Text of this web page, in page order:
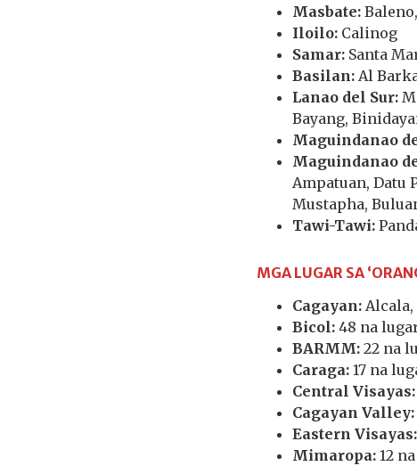
Masbate:
Iloilo: Calinog
Samar: Santa
Basilan: Al
Lanao del Sur:
Bayang,
Maguindanao
Maguindanao
Ampatuan, Datu
Mustapha,
Tawi-Tawi:
MGA LUGAR SA
Cagayan: Alcala,
Bicol: 48 na
BARMM: 22 na
Caraga: 17 na
Central Visayas:
Cagayan Valley:
Eastern Visayas:
Mimaropa: 12